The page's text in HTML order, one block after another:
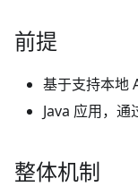
前提
基于支持本地
Java 应用，通
整体机制